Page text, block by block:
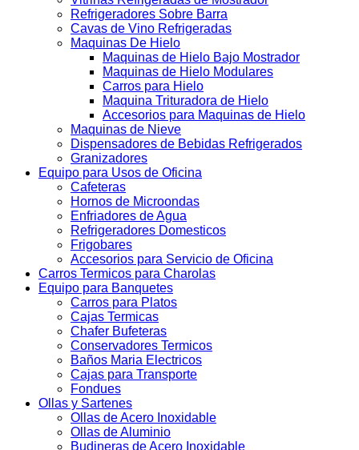
Refrigeradores Sobre Barra
Cavas de Vino Refrigeradas
Maquinas De Hielo
Maquinas de Hielo Bajo Mostrador
Maquinas de Hielo Modulares
Carros para Hielo
Maquina Trituradora de Hielo
Accesorios para Maquinas de Hielo
Maquinas de Nieve
Dispensadores de Bebidas Refrigerados
Granizadores
Equipo para Usos de Oficina
Cafeteras
Hornos de Microondas
Enfriadores de Agua
Refrigeradores Domesticos
Frigobares
Accesorios para Servicio de Oficina
Carros Termicos para Charolas
Equipo para Banquetes
Carros para Platos
Cajas Termicas
Chafer Bufeteras
Conservadores Termicos
Baños Maria Electricos
Cajas para Transporte
Fondues
Ollas y Sartenes
Ollas de Acero Inoxidable
Ollas de Aluminio
Budineras de Acero Inoxidable